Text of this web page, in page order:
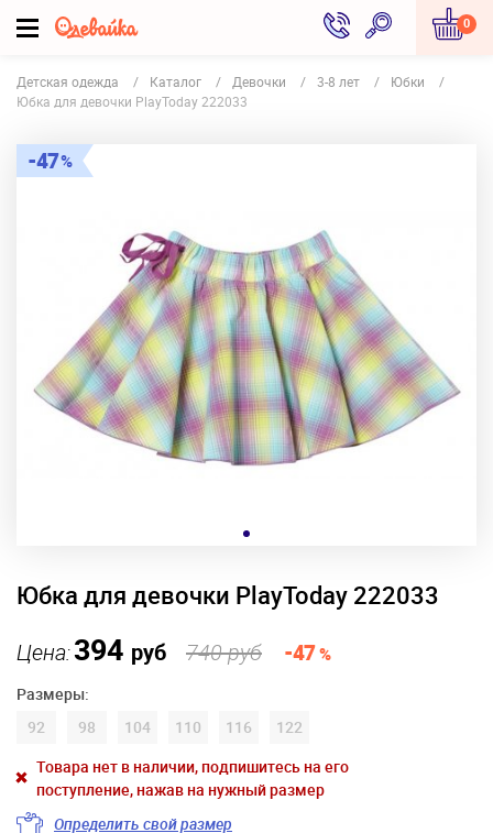
0
Детская одежда Каталог Девочки 3-8 лет
Юбки
Юбка для девочки PlayToday 222033
47
Юбка для девочки PlayToday 222033
Цена:394 руб 740 руб -47%
Размеры:
92
98 104 110 116
122
Товара нет в наличии, подпишитесь на его
поступление, нажав на нужный размер
Определить свой размер